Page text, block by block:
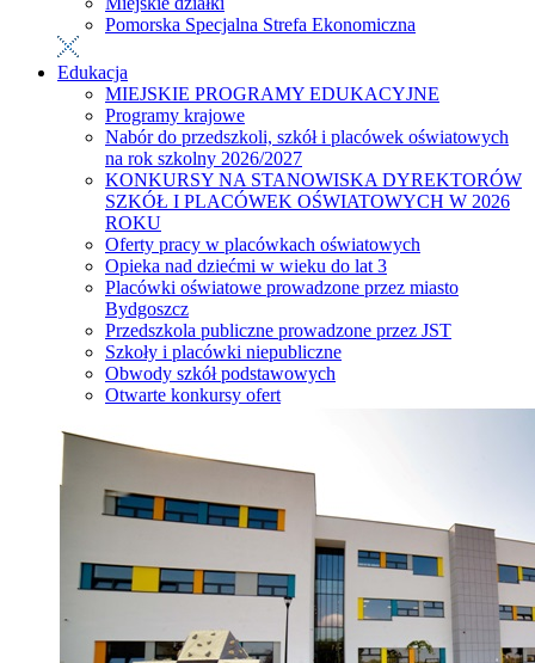
Pomorska Specjalna Strefa Ekonomiczna
Edukacja
MIEJSKIE PROGRAMY EDUKACYJNE
Programy krajowe
Nabór do przedszkoli, szkół i placówek oświatowych
na rok szkolny 2026/2027
KONKURSY NA STANOWISKA DYREKTORÓW
SZKÓŁ I PLACÓWEK OŚWIATOWYCH W 2026
ROKU
Oferty pracy w placówkach oświatowych
Opieka nad dziećmi w wieku do lat 3
Placówki oświatowe prowadzone przez miasto
Bydgoszcz
Przedszkola publiczne prowadzone przez JST
Szkoły i placówki niepubliczne
Obwody szkół podstawowych
Otwarte konkursy ofert